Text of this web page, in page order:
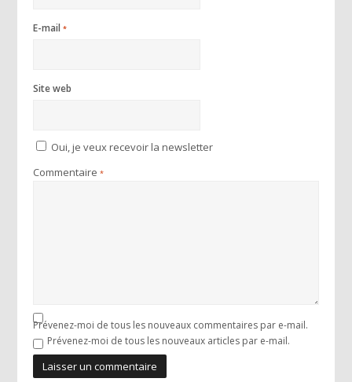
E-mail*
Site web
Oui, je veux recevoir la newsletter
Commentaire*
Prévenez-moi de tous les nouveaux commentaires par e-mail.
Prévenez-moi de tous les nouveaux articles par e-mail.